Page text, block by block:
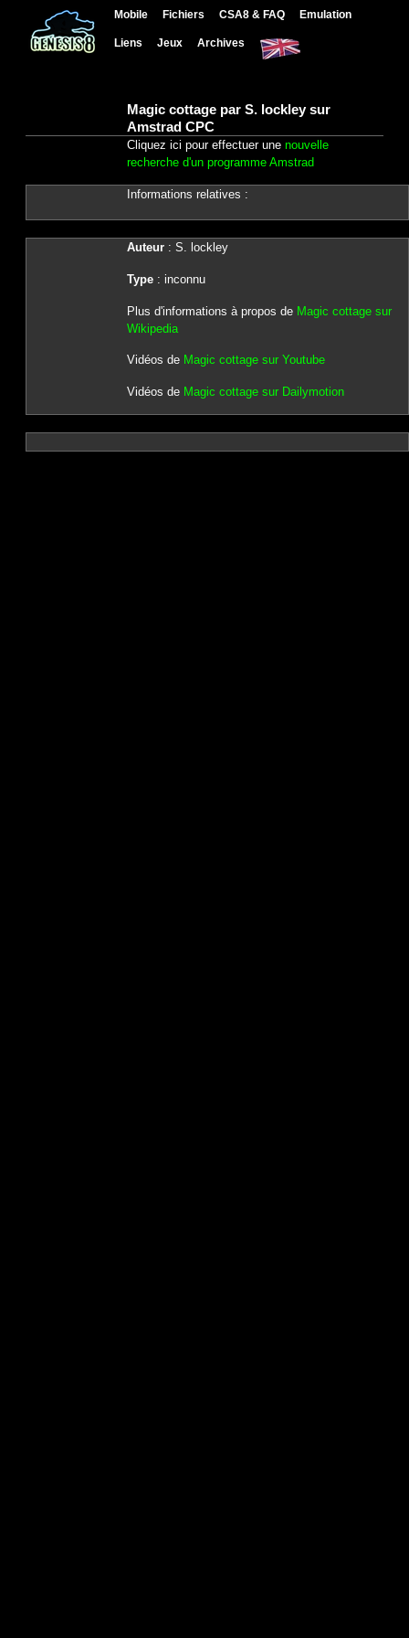
Mobile Fichiers CSA8 & FAQ Emulation
Liens Jeux Archives
Magic cottage par S. lockley sur
Amstrad CPC
Cliquez ici pour effectuer une nouvelle
recherche d'un programme Amstrad
Informations relatives :
Auteur: S. lockley
Type: inconnu
Plus d'informations à propos de Magic cottage sur
Wikipedia
Vidéos de Magic cottage sur Youtube
Vidéos de Magic cottage sur Dailymotion